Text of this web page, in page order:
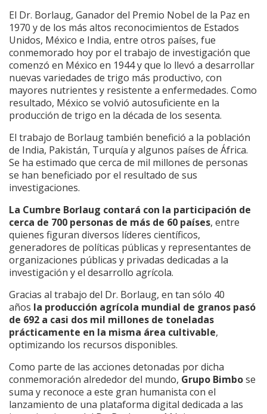
El Dr. Borlaug, Ganador del Premio Nobel de la Paz en
1970 y de los más altos reconocimientos de Estados
Unidos, México e India, entre otros países, fue
conmemorado hoy por el trabajo de investigación que
comenzó en México en 1944 y que lo llevó a desarrollar
nuevas variedades de trigo más productivo, con
mayores nutrientes y resistente a enfermedades. Como
resultado, México se volvió autosuficiente en la
producción de trigo en la década de los sesenta.
El trabajo de Borlaug también benefició a la población
de India, Pakistán, Turquía y algunos países de África.
Se ha estimado que cerca de mil millones de personas
se han beneficiado por el resultado de sus
investigaciones.
La Cumbre Borlaug contará con la participación de
cerca de 700 personas de más de 60 países, entre
quienes figuran diversos líderes científicos,
generadores de políticas públicas y representantes de
organizaciones públicas y privadas dedicadas a la
investigación y el desarrollo agrícola.
Gracias al trabajo del Dr. Borlaug, en tan sólo 40
años la producción agrícola mundial de granos pasó
de 692 a casi dos mil millones de toneladas
prácticamente en la misma área cultivable,
optimizando los recursos disponibles.
Como parte de las acciones detonadas por dicha
conmemoración alrededor del mundo, Grupo Bimbose
suma y reconoce a este gran humanista con el
lanzamiento de una plataforma digital dedicada a las